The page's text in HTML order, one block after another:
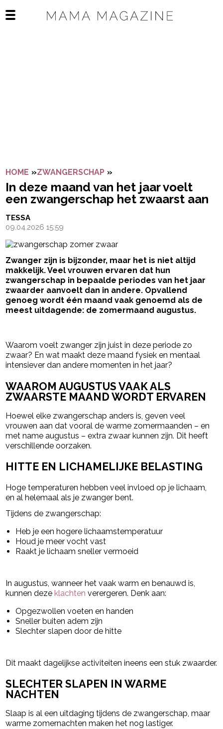
Open het mobiele menu
HOME »ZWANGERSCHAP »
In deze maand van het jaar voelt
een zwangerschap het zwaarst aan
TESSA
09.04.2026 15:59
Zwanger zijn is bijzonder, maar het is niet altijd
makkelijk. Veel vrouwen ervaren dat hun
zwangerschap in bepaalde periodes van het jaar
zwaarder aanvoelt dan in andere. Opvallend
genoeg wordt één maand vaak genoemd als de
meest uitdagende: de zomermaand augustus.
Waarom voelt zwanger zijn juist in deze periode zo
zwaar? En wat maakt deze maand fysiek en mentaal
intensiever dan andere momenten in het jaar?
WAAROM AUGUSTUS VAAK ALS
ZWAARSTE MAAND WORDT ERVAREN
Hoewel elke zwangerschap anders is, geven veel
vrouwen aan dat vooral de warme zomermaanden – en
met name augustus – extra zwaar kunnen zijn. Dit heeft
verschillende oorzaken.
HITTE EN LICHAMELIJKE BELASTING
Hoge temperaturen hebben veel invloed op je lichaam,
en al helemaal als je zwanger bent.
Tijdens de zwangerschap:
Heb je een hogere lichaamstemperatuur
Houd je meer vocht vast
Raakt je lichaam sneller vermoeid
In augustus, wanneer het vaak warm en benauwd is,
kunnen deze klachten verergeren. Denk aan:
Opgezwollen voeten en handen
Sneller buiten adem zijn
Slechter slapen door de hitte
Dit maakt dagelijkse activiteiten ineens een stuk zwaarder.
SLECHTER SLAPEN IN WARME
NACHTEN
Slaap is al een uitdaging tijdens de zwangerschap, maar
warme zomernachten maken het nog lastiger.